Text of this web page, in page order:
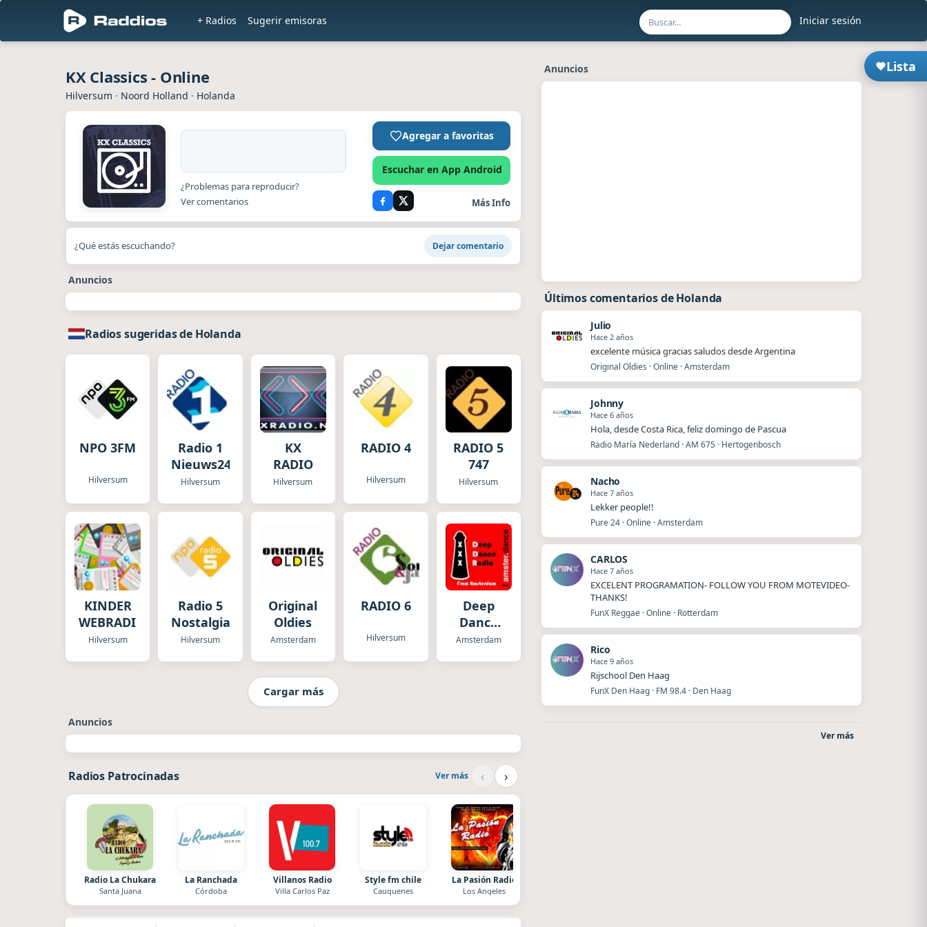
Iniciar sesión
+ Radios Sugerir emisoras
Lista
KX Classics - Online
Hilversum · Noord Holland · Holanda
¿Problemas para reproducir?
Ver comentarios
Agregar a favoritas
Escuchar en App Android
Más Info
¿Qué estás escuchando? Dejar comentario
Anuncios
Radios sugeridas de Holanda
NPO 3FM
Hilversum
Radio 1
Nieuws24
Hilversum
KX
RADIO
Hilversum
RADIO 4
Hilversum
RADIO 5
747
Hilversum
KINDER
WEBRADIO
Hilversum
Radio 5
Nostalgia
Hilversum
Original
Oldies
Amsterdam
RADIO 6
Hilversum
Deep
Dance
Radio
Amsterdam
Cargar más
Anuncios
Radios Patrocinadas Ver más ‹ ›
Radio La Chukara
Santa Juana
La Ranchada
Córdoba
Villanos Radio
Villa Carlos Paz
Style fm chile
Cauquenes
La Pasión Radio
Los Angeles
Anuncios
Últimos comentarios de Holanda
Julio
Hace 2 años
excelente música gracias saludos desde Argentina
Original Oldies · Online · Amsterdam
Johnny
Hace 6 años
Hola, desde Costa Rica, feliz domingo de Pascua
Radio María Nederland · AM 675 · Hertogenbosch
Nacho
Hace 7 años
Lekker people!!
Pure 24 · Online · Amsterdam
CARLOS
Hace 7 años
EXCELENT PROGRAMATION- FOLLOW YOU FROM MOTEVIDEO-
THANKS!
FunX Reggae · Online · Rotterdam
Rico
Hace 9 años
Rijschool Den Haag
FunX Den Haag · FM 98.4 · Den Haag
Ver más